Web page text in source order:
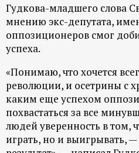
Гудкова-младшего слова
мнению экс-депутата,
оппозиционеров смог
успеха.
«Понимаю, что хочется
революции, и осетрины с
каким еще успехом
похвастаться за все
людей уверенность в том,
играть, но и выигрывать,